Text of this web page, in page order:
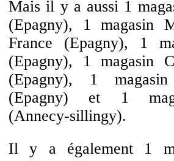
Mais il y a aussi 1
(Epagny), 1 magasin
France (Epagny), 1
(Epagny), 1 magasin
(Epagny), 1
(Epagny) et 1
(Annecy-sillingy).
Il y a également 1